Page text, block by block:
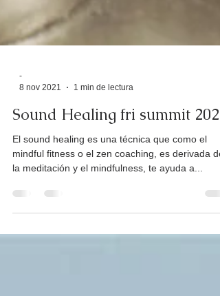
8 nov 2021
1 min de lectura
Sound Healing fri summit 2021
El sound healing es una técnica que como el
la meditación y el mindfulness, te ayuda a...